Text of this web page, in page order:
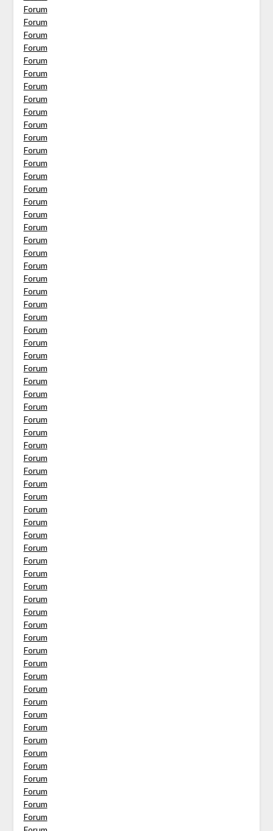
Forum
Forum
Forum
Forum
Forum
Forum
Forum
Forum
Forum
Forum
Forum
Forum
Forum
Forum
Forum
Forum
Forum
Forum
Forum
Forum
Forum
Forum
Forum
Forum
Forum
Forum
Forum
Forum
Forum
Forum
Forum
Forum
Forum
Forum
Forum
Forum
Forum
Forum
Forum
Forum
Forum
Forum
Forum
Forum
Forum
Forum
Forum
Forum
Forum
Forum
Forum
Forum
Forum
Forum
Forum
Forum
Forum
Forum
Forum
Forum
Forum
Forum
Forum
Forum